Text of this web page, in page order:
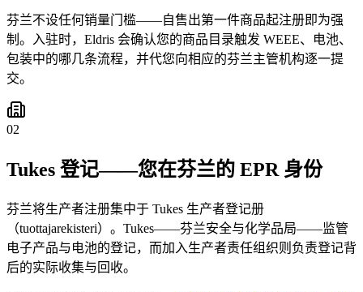
芬兰不设任何销量门槛——自售出第一件商品起注册即为强
制。入驻时，Eldris 会确认您的商品目录触发 WEEE、电池、
包装中的哪几条流程，并代您向相应的芬兰主管机构逐一提
交。
02
Tukes 登记——您在芬兰的 EPR 身份
芬兰将生产者注册集中于 Tukes 生产者登记册
（tuottajarekisteri）。Tukes——芬兰安全与化学品局——监管
电子产品与电池的登记，而加入生产者责任组织则负责登记背
后的实际收集与回收。